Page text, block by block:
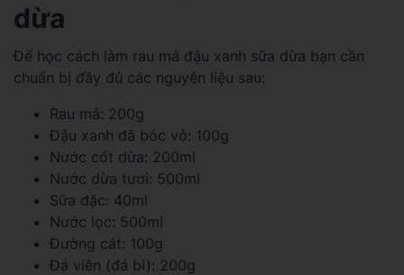
dừa
Để học cách làm rau má đậu xanh sữa dừa bạn cần
chuẩn bị đầy đủ các nguyên liệu sau:
Rau má: 200g
Đậu xanh đã bóc vỏ: 100g
Nước cốt dừa: 200ml
Nước dừa tươi: 500ml
Sữa đặc: 40ml
Nước lọc: 500ml
Đường cát: 100g
Đá viên (đá bi): 200g